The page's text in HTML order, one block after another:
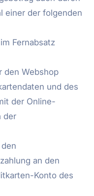
einer der folgenden
Fernabsatz
den Webshop
und des
der Online-
der
an den
Konto des